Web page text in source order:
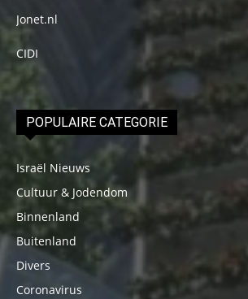
Jonet.nl
CIDI
POPULAIRE CATEGORIE
Israël Nieuws
Cultuur & Jodendom
Binnenland
Buitenland
Divers
Coronavirus